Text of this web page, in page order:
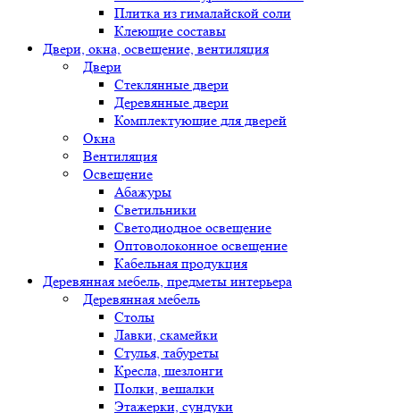
Плитка из гималайской соли
Клеющие составы
Двери, окна, освещение, вентиляция
Двери
Стеклянные двери
Деревянные двери
Комплектующие для дверей
Окна
Вентиляция
Освещение
Абажуры
Светильники
Светодиодное освещение
Оптоволоконное освещение
Кабельная продукция
Деревянная мебель, предметы интерьера
Деревянная мебель
Столы
Лавки, скамейки
Стулья, табуреты
Кресла, шезлонги
Полки, вешалки
Этажерки, сундуки